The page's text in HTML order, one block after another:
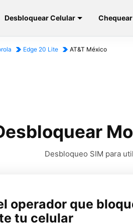
Desbloquear Celular Chequear
Edge 20 Lite AT&T México
Desbloqueo SIM para
operador que
tu celular